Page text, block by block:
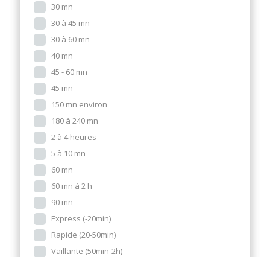
30 mn
30 à 45 mn
30 à 60 mn
40 mn
45 - 60 mn
45 mn
150 mn environ
180 à 240 mn
2 à 4 heures
5 à 10 mn
60 mn
60 mn à 2 h
90 mn
Express (-20min)
Rapide (20-50min)
Vaillante (50min-2h)